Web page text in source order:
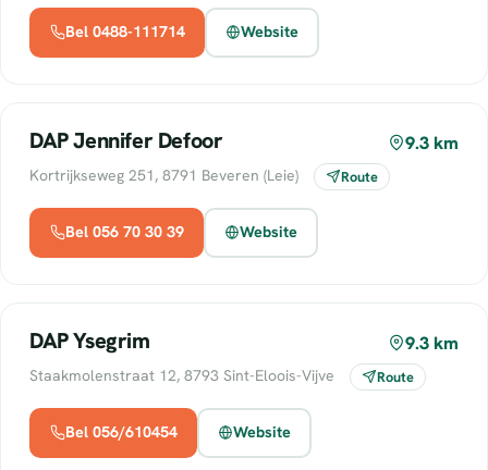
Bel 0488-111714 Website
DAP Jennifer Defoor 9.3 km
Kortrijkseweg 251, 8791 Beveren (Leie) Route
Bel 056 70 30 39 Website
DAP Ysegrim 9.3 km
Staakmolenstraat 12, 8793 Sint-Eloois-Vijve Route
Bel 056/610454 Website